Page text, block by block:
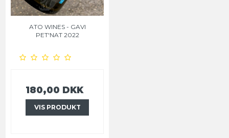
ATO WINES - GAVI
PET'NAT 2022
180,00 DKK
VIS PRODUKT